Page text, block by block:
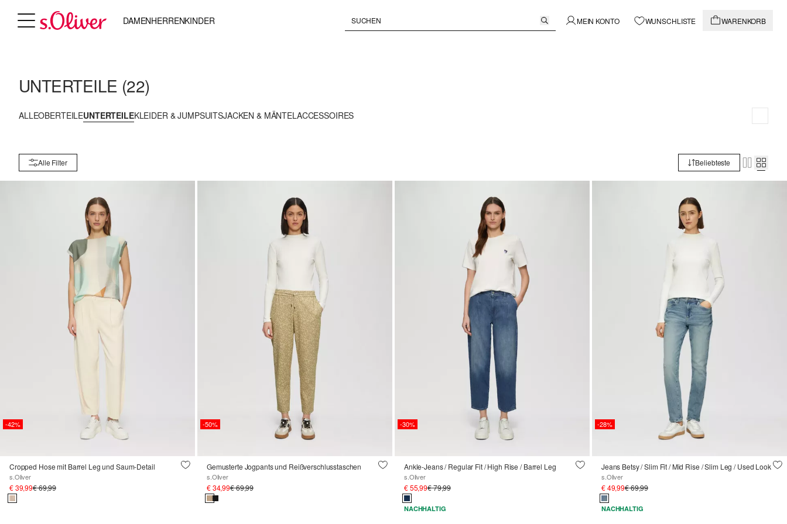
DAMENHERRENKINDER MEIN KONTO WUNSCHLISTE WARENKORB
UNTERTEILE (22)
ALLEOBERTEILEUNTERTEILEKLEIDER & JUMPSUITSJACKEN & MÄNTELACCESSOIRES
Alle Filter Beliebteste
-42%
Cropped Hose mit Barrel Leg und Saum-Detail
s.Oliver
€ 39,99€ 69,99
-50%
Gemusterte Jogpants und Reißverschlusstaschen
s.Oliver
€ 34,99€ 69,99
-30%
Ankle-Jeans / Regular Fit / High Rise / Barrel Leg
s.Oliver
€ 55,99€ 79,99
NACHHALTIG
-28%
Jeans Betsy / Slim Fit / Mid Rise / Slim Leg / Used Look
s.Oliver
€ 49,99€ 69,99
NACHHALTIG